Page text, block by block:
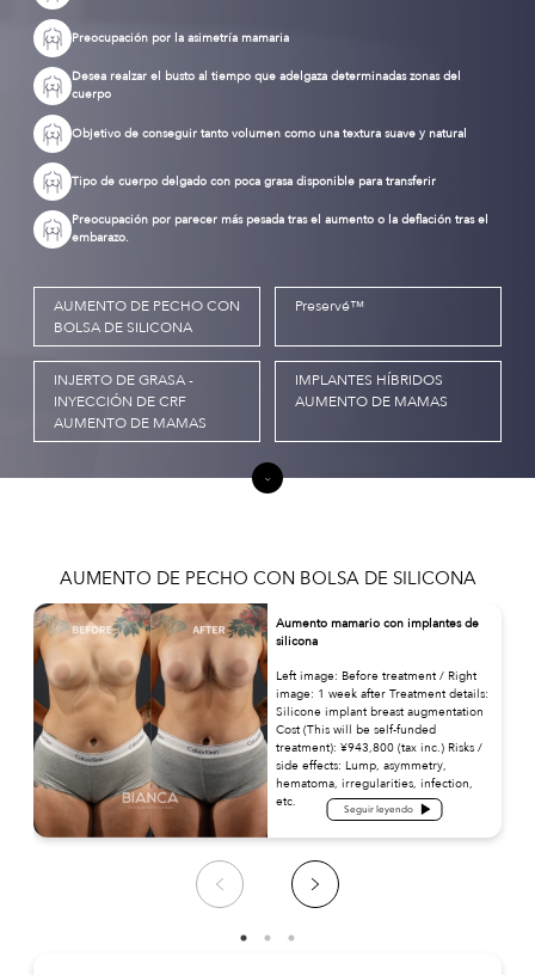
Preocupación por la asimetría mamaria
Desea realzar el busto al tiempo que adelgaza determinadas zonas del
cuerpo
Objetivo de conseguir tanto volumen como una textura suave y natural
Tipo de cuerpo delgado con poca grasa disponible para transferir
Preocupación por parecer más pesada tras el aumento o la deflación tras el
embarazo.
AUMENTO DE PECHO CON
BOLSA DE SILICONA
Preservé™
INJERTO DE GRASA -
INYECCIÓN DE CRF
AUMENTO DE MAMAS
IMPLANTES HÍBRIDOS
AUMENTO DE MAMAS
AUMENTO DE PECHO CON BOLSA DE SILICONA
Aumento mamario con implantes de
silicona
Left image: Before treatment / Right
image: 1 week after Treatment details:
Silicone implant breast augmentation
Cost (This will be self-funded
treatment): ¥943,800 (tax inc.) Risks /
side effects: Lump, asymmetry,
hematoma, irregularities, infection,
etc.
Seguir leyendo